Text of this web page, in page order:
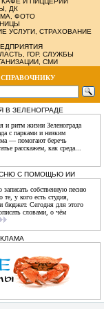
ДК
ФОТО
УСЛУГИ, СТРАХОВАНИЕ
ГОР. СЛУЖБЫ
СМИ
В ЗЕЛЕНОГРАДЕ
и ритм жизни Зеленограда
с парками и низким
— помогают беречь
расскажем, как среда...
С ПОМОЩЬЮ ИИ
записать собственную песню
те, у кого есть студия,
бюджет. Сегодня для этого
словами, о чём